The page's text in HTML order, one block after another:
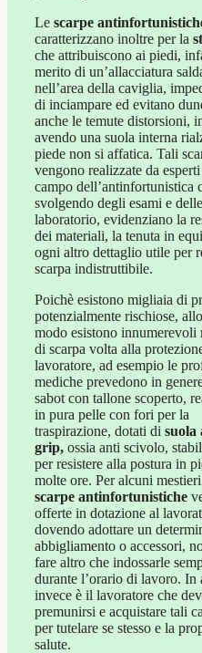
Le scarpe
caratterizzano inoltre per la
che attribuiscono ai piedi,
merito di un’allacciatura
nell’area della caviglia,
di inciampare ed evitano
anche le temute distorsioni,
avendo una suola interna
piede non si affatica. Tali
vengono realizzate da
campo dell’antinfortunistica
svolgendo degli esami e
laboratorio, evidenziano la
dei materiali, la tenuta in
ogni altro dettaglio utile per
scarpa indistruttibile.
Poichè esistono migliaia di
potenzialmente rischiose,
modo esistono innumerevoli
di scarpa volta alla
lavoratore, ad esempio le
mediche prevedono in
sabot con tallone scoperto,
in pura pelle con fori per la
traspirazione, dotati di suola
grip, ossia anti scivolo,
per resistere alla postura in
molte ore. Per alcuni mestieri
scarpe antinfortunistiche
offerte in dotazione al
dovendo adottare un
abbigliamento o accessori,
fare altro che indossarle
durante l’orario di lavoro. In
invece è il lavoratore che
premunirsi e acquistare tali
per tutelare se stesso e la
salute.